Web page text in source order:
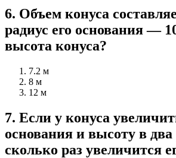
6. Объем конуса
радиус его основания —
высота конуса?
7.2 м
8 м
12 м
7. Если у конуса
основания и высоту в два
сколько раз увеличится